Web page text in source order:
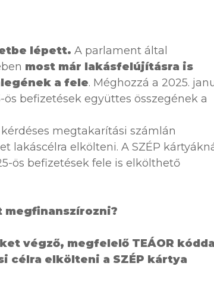
lépett. A parlament által
most már lakásfelújításra is
a fele. Méghozzá a 2025.
befizetések együttes összegének a
megtakarítási számlán
lakáscélra elkölteni. A SZÉP
ös befizetések fele is elkölthető
végző, megfelelő TEÁOR
célra elkölteni a SZÉP kártya